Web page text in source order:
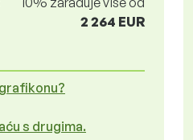
2 264 EUR
s drugima.